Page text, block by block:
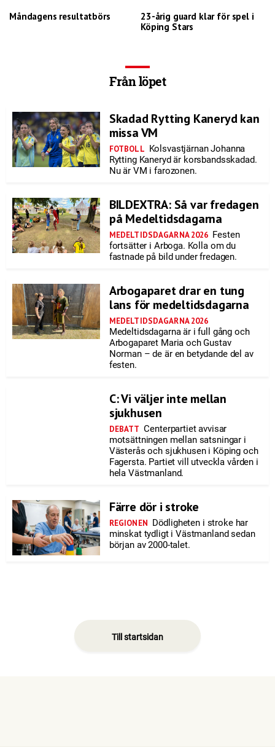
Måndagens resultatbörs
23-årig guard klar för spel i
Köping Stars
Från löpet
Skadad Rytting Kaneryd kan
missa VM
FOTBOLL Kolsvastjärnan Johanna
Rytting Kaneryd är korsbandsskadad.
Nu är VM i farozonen.
BILDEXTRA: Så var fredagen
på Medeltidsdagarna
MEDELTIDSDAGARNA 2026 Festen
fortsätter i Arboga. Kolla om du
fastnade på bild under fredagen.
Arbogaparet drar en tung
lans för medeltidsdagarna
MEDELTIDSDAGARNA 2026
Medeltidsdagarna är i full gång och
Arbogaparet Maria och Gustav
Norman – de är en betydande del av
festen.
C: Vi väljer inte mellan
sjukhusen
DEBATT Centerpartiet avvisar
motsättningen mellan satsningar i
Västerås och sjukhusen i Köping och
Fagersta. Partiet vill utveckla vården i
hela Västmanland.
Färre dör i stroke
REGIONEN Dödligheten i stroke har
minskat tydligt i Västmanland sedan
början av 2000-talet.
Till startsidan